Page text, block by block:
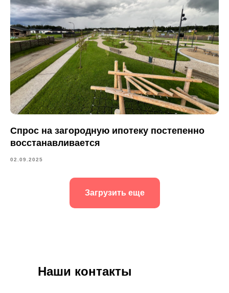
Спрос на загородную ипотеку постепенно
восстанавливается
02.09.2025
Загрузить еще
Наши контакты